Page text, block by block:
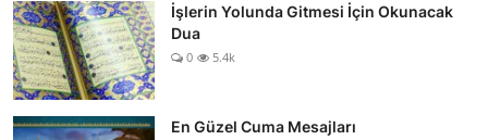
İşlerin Yolunda Gitmesi İçin Okunacak
Dua
0 5.4k
En Güzel Cuma Mesajları